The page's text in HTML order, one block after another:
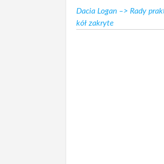
Dacia Logan –> Rady
kół zakryte